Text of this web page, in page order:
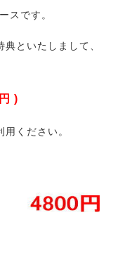
スです。
といたしまして、
)
ください。